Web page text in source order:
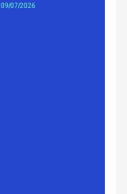
09/07/2026